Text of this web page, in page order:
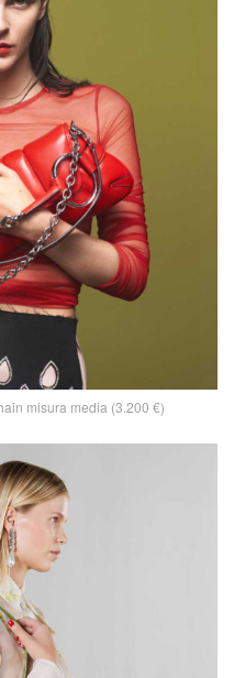
misura media (3.200 €)